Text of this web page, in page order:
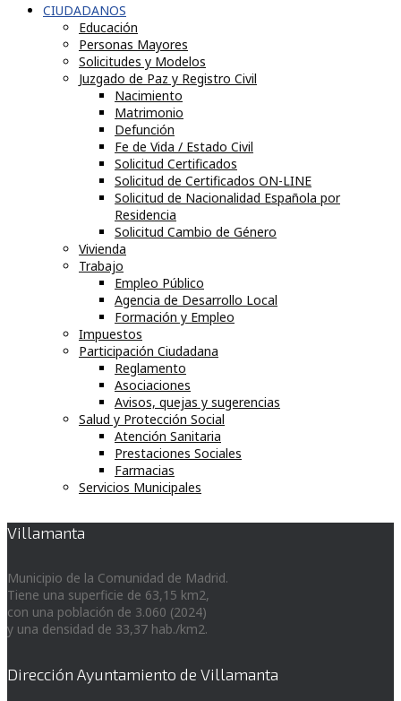
CIUDADANOS
Educación
Personas Mayores
Solicitudes y Modelos
Juzgado de Paz y Registro Civil
Nacimiento
Matrimonio
Defunción
Fe de Vida / Estado Civil
Solicitud Certificados
Solicitud de Certificados ON-LINE
Solicitud de Nacionalidad Española por
Residencia
Solicitud Cambio de Género
Vivienda
Trabajo
Empleo Público
Agencia de Desarrollo Local
Formación y Empleo
Impuestos
Participación Ciudadana
Reglamento
Asociaciones
Avisos, quejas y sugerencias
Salud y Protección Social
Atención Sanitaria
Prestaciones Sociales
Farmacias
Servicios Municipales
Villamanta
Municipio de la Comunidad de Madrid.
Tiene una superficie de 63,15 km2,
con una población de 3.060 (2024)
y una densidad de 33,37 hab./km2.
Dirección Ayuntamiento de Villamanta